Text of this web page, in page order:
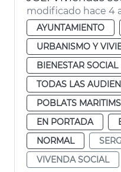
modificado hace 4
AYUNTAMIENTO
URBANISMO Y
BIENESTAR SOCIAL
TODAS LAS
POBLATS MARITIMS
EN PORTADA
NORMAL
VIVENDA SOCIAL